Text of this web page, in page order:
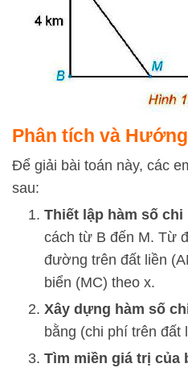
Phân tích và
Để giải bài toán này, các
sau:
Thiết lập hàm số chi
cách từ B đến M. Từ
đường trên đất liền
biển (MC) theo x.
Xây dựng hàm số
bằng (chi phí trên đất
Tìm miền giá trị của